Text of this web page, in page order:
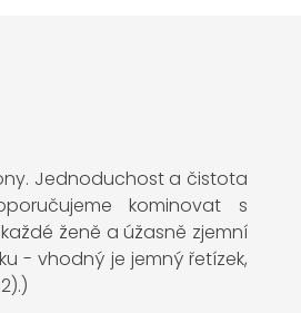
Jednoduchost a čistota
kominovat s
ženě a úžasně zjemní
- vhodný je jemný řetízek,